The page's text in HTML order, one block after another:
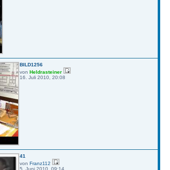
BILD1256
von Heldrasteiner
16. Juli 2010, 20:08
41
von Franz112
5. Juni 2010, 09:14